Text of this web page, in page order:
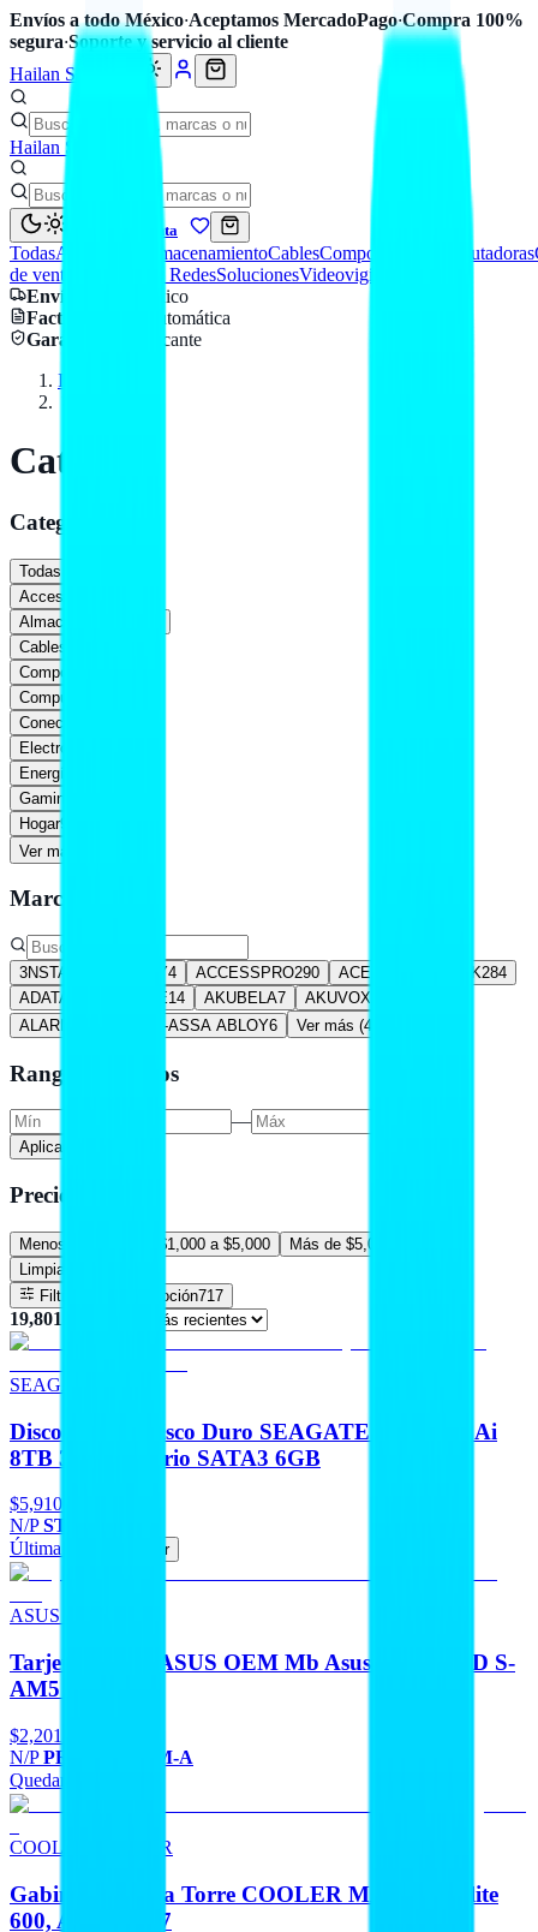
Envíos a todo México·Aceptamos MercadoPago·Compra 100%
segura·Soporte y servicio al cliente
Hailan Store
Hailan Store
Mi cuenta
TodasAccesorios AlmacenamientoCablesComponentes Computadoras
de venta
Seguridad y RedesSolucionesVideovigilancia
Envío
a todo México
Factura CFDI
automática
Garantía
de fabricante
Inicio
Catálogo
Categorías
Todas
Accesorios
Almacenamiento
Cables
Componentes
Computadoras
Conectividad
Electrónica
Energía
Gaming
Hogar94
Ver más (
Marca
3NSTAR ABLOY4 ACCESSPRO290 ACER ACTECK284
ADATA
AFORE14 AKUBELA7 AKUVOX
ALARM CONTROLS-ASSA ABLOY6 Ver más (469
Rango de precios
—
Aplicar precio
Precios
Menos de $1,000 $1,000 a $5,000
Más de $5,000
Limpiar filtros
Filtros
En promoción717
19,801
SEAGATE
Discos Duros Disco Duro SEAGATE Skyhawk Ai
8TB 3.5 Escritorio SATA3 6GB
$5,910
N/PST8000VE001
Última pieza
Agregar
ASUS OEM
Tarjeta Madre ASUS OEM Mb Asus B840 AMD S-
AM5 9A Gen
$2,201
N/PPRIME B840M-A
Quedan 5
COOLER MASTER
Gabinetes Media Torre COOLER MASTER Elite
600, Argb Fan 7